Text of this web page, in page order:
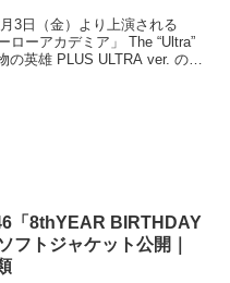
3日（金）より上演される
ローアカデミア」 The “Ultra”
の英雄 PLUS ULTRA ver. の
「8thYEAR BIRTHDAY
フトジャケット公開｜